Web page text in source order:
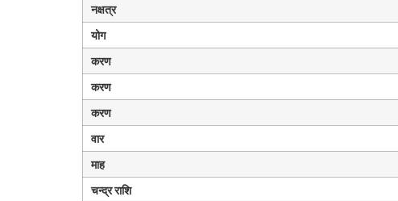
नक्षत्र
योग
करण
करण
करण
वार
माह
चन्द्र राशि